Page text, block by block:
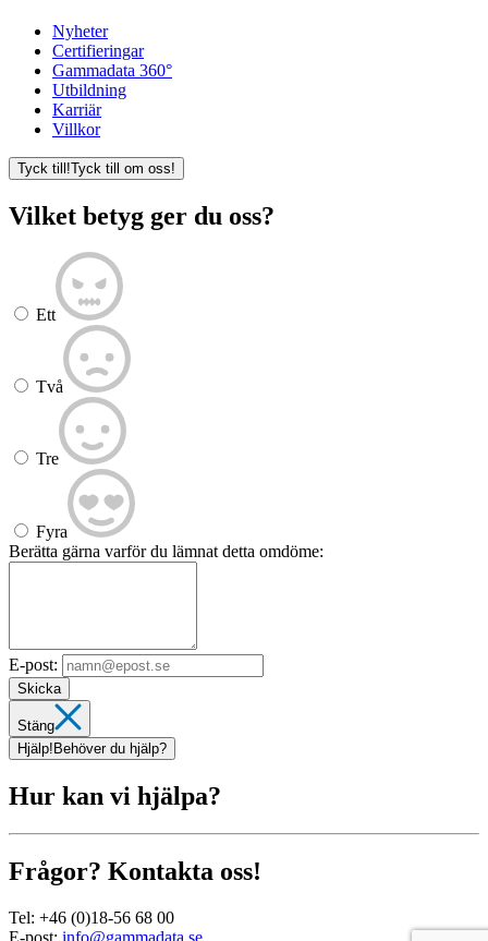
Nyheter
Certifieringar
Gammadata 360°
Utbildning
Karriär
Villkor
Tyck till!Tyck till om oss!
Vilket betyg ger du oss?
Ett
Två
Tre
Fyra
Berätta gärna varför du lämnat detta omdöme:
E-post:
Skicka
Stäng
Hjälp! Behöver du hjälp?
Hur kan vi hjälpa?
Frågor? Kontakta oss!
Tel: +46 (0)18-56 68 00
E-post: info@gammadata.se